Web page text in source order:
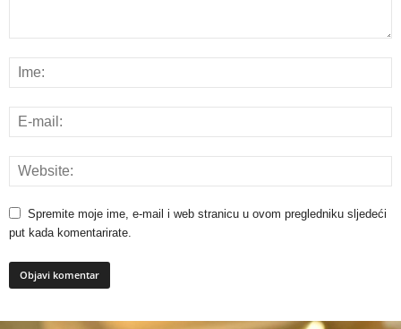
Spremite moje ime, e-mail i web stranicu u ovom pregledniku sljedeći
put kada komentarirate.